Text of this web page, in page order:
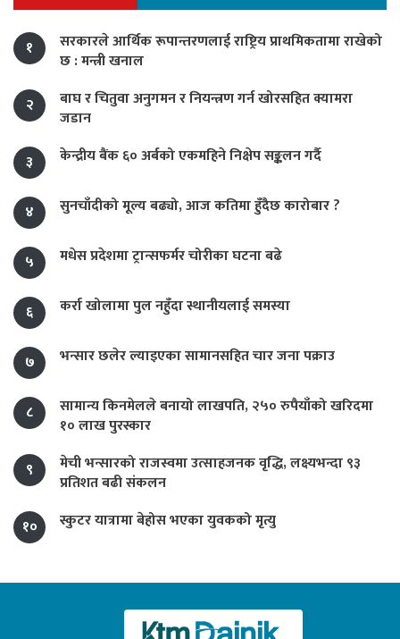
१
सरकारले आर्थिक रूपान्तरणलाई राष्ट्रिय प्राथमिकतामा राखेको
छ : मन्त्री खनाल
२
बाघ र चितुवा अनुगमन र नियन्त्रण गर्न खोरसहित क्यामरा
जडान
३
केन्द्रीय बैंक ६० अर्बको एकमहिने निक्षेप सङ्कलन गर्दै
४ सुनचाँदीको मूल्य बढ्यो, आज कतिमा हुँदैछ कारोबार ?
५ मधेस प्रदेशमा ट्रान्सफर्मर चोरीका घटना बढे
६ कर्रा खोलामा पुल नहुँदा स्थानीयलाई समस्या
७ भन्सार छलेर ल्याइएका सामानसहित चार जना पक्राउ
८
सामान्य किनमेलले बनायो लाखपति, २५० रुपैयाँको खरिदमा
१० लाख पुरस्कार
९
मेची भन्सारको राजस्वमा उत्साहजनक वृद्धि, लक्ष्यभन्दा ९३
प्रतिशत बढी संकलन
१०
स्कुटर यात्रामा बेहोस भएका युवकको मृत्यु